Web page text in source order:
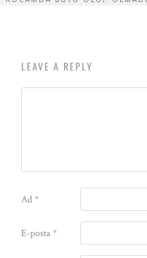
LEAVE A REPLY
Ad*
E-posta*